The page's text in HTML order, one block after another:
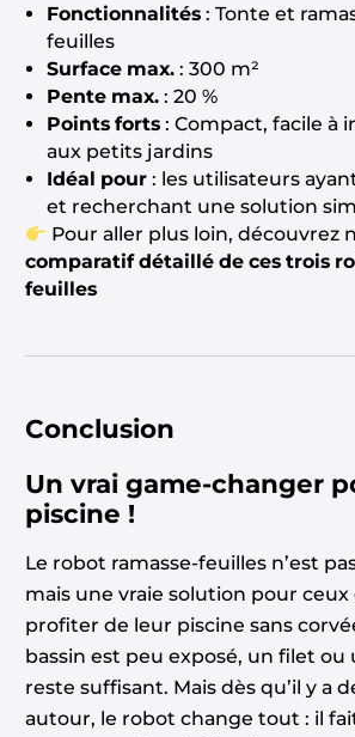
Fonctionnalités: Tonte et
feuilles
Surface max.: 300 m²
Pente max.: 20 %
Points forts: Compact, facile à
aux petits jardins
Idéal pour: les utilisateurs
et recherchant une solution
Pour aller plus loin, découvrez
comparatif détaillé de ces trois
feuilles
Conclusion
Un vrai game-changer
piscine !
Le robot ramasse-feuilles n’est
mais une vraie solution pour
profiter de leur piscine sans
bassin est peu exposé, un filet
reste suffisant. Mais dès qu’il y a
autour, le robot change tout : il